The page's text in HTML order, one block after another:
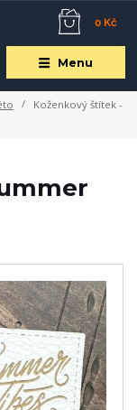
Menu
0 Kč
Koženkový štítek -